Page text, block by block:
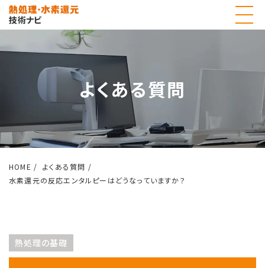
よくある質問
HOME
よくある質問
水素還元の反応エンタルピーはどうなっていますか？
熱処理の基礎